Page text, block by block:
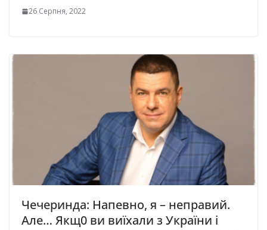
26 Серпня, 2022
Чечеринда: Напевно, я – неправий.
Але… Якщ0 ви виїхали з України і